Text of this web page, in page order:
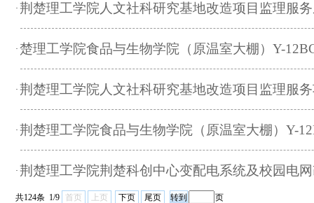
· 荆楚理工学院人文社科研究基地改造项目监理服
· 楚理工学院食品与生物学院（原温室大棚）Y-
· 荆楚理工学院人文社科研究基地改造项目监理服
· 荆楚理工学院食品与生物学院（原温室大棚）Y-
· 荆楚理工学院荆楚科创中心变配电系统及校园电
共124条 1/9 首页 上页 下页 尾页 页